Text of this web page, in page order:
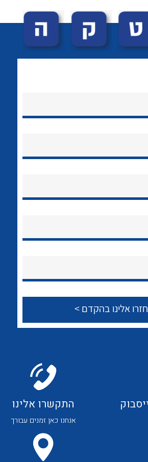
שירותי תמיכה
About Ateka
לכל מוצרי היצרן
לכל מוצרי היצרן
התקשרו אלינו
אנחנו כאן זמנים עבורך